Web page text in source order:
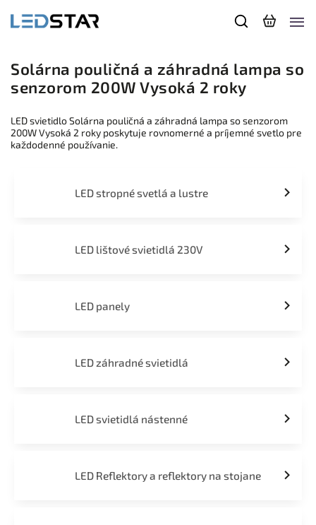
Solárna pouličná a záhradná lampa so
senzorom 200W Vysoká 2 roky
LED svietidlo Solárna pouličná a záhradná lampa so senzorom
200W Vysoká 2 roky poskytuje rovnomerné a príjemné svetlo pre
každodenné používanie.
LED stropné svetlá a lustre
LED lištové svietidlá 230V
LED panely
LED záhradné svietidlá
LED svietidlá nástenné
LED Reflektory a reflektory na stojane